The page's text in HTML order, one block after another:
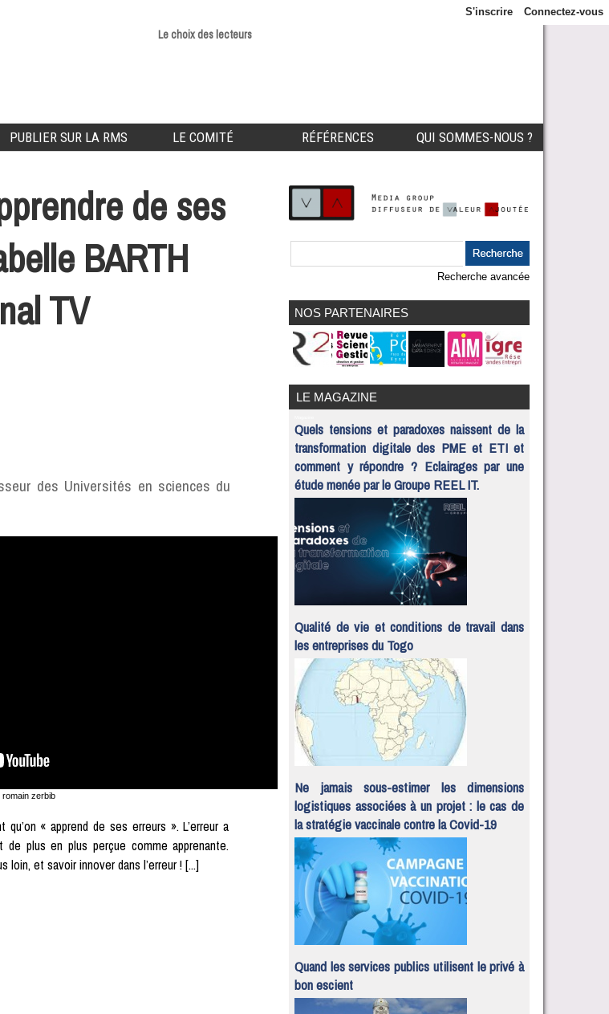
Connectez-vous
S'inscrire
Le choix des lecteurs
PUBLIER SUR LA RMS LE COMITÉ RÉFÉRENCES QUI SOMMES-NOUS ?
de ses
BARTH
TV
des Universités en sciences du
romain zerbib
« apprend de ses erreurs ». L’erreur a
plus en plus perçue comme apprenante.
loin, et savoir innover dans l’erreur ! [...]
Recherche avancée
NOS PARTENAIRES
LE MAGAZINE
Quels tensions et paradoxes naissent de la
transformation digitale des PME et ETI et
comment y répondre ? Eclairages par une
étude menée par le Groupe REEL IT.
Qualité de vie et conditions de travail dans
les entreprises du Togo
Ne jamais sous-estimer les dimensions
logistiques associées à un projet : le cas de
la stratégie vaccinale contre la Covid-19
Quand les services publics utilisent le privé à
bon escient